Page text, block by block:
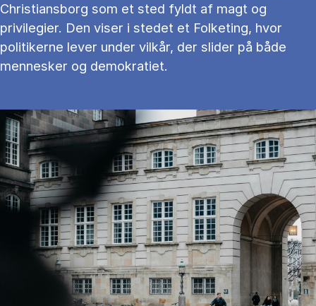
Christiansborg som et sted fyldt af magt og
privilegier. Den viser i stedet et Folketing, hvor
politikerne lever under vilkår, der slider på både
mennesker og demokratiet.